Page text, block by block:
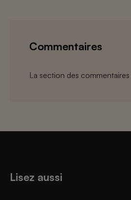
Commentaires
La section des
Lisez aussi